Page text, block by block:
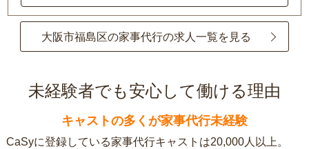
大阪市福島区の家事代行の求人一覧を見る
未経験者でも安心して働ける理由
キャストの多くが家事代行未経験
CaSyに登録している家事代行キャストは20,000人以上。